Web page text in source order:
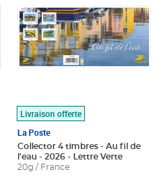
Livraison offerte
La Poste
Collector 4 timbres - Au fil de
l'eau - 2026 - Lettre Verte
20g / France